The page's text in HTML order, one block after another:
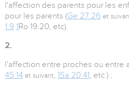
l'affection des parents pour les
pour les parents (Ge 27:26 et
1:9 1 Ro 19:20, etc).
2.
l'affection entre proches ou entre
45:14 et suivant, 1Sa 20:41, etc.) ;